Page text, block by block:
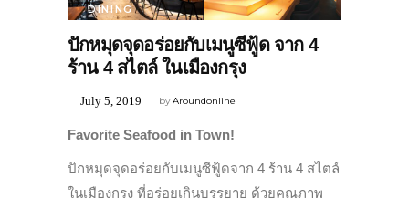
DINING
ปักหมุดจุดอร่อยกับเมนูซีฟู้ด จาก 4
ร้าน 4 สไตล์ ในเมืองกรุง
byAroundonline
July 5, 2019
Favorite Seafood in Town!
ปักหมุดจุดอร่อยกับเมนูซีฟู้ดจาก 4 ร้าน 4 สไตล์
ในเมืองกรุง ที่อร่อยเกินบรรยาย ด้วยคุณภาพ